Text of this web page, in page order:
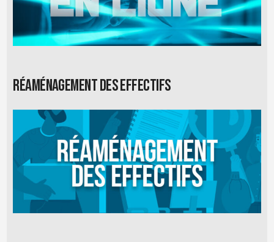
Réaménagement des effectifs